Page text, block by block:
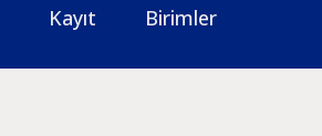
Kayıt Birimler